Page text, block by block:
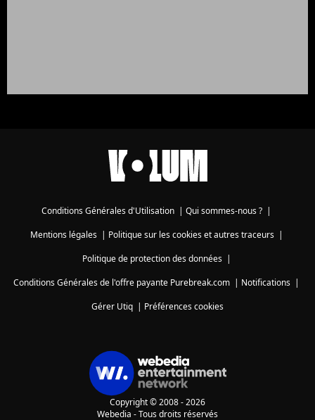
Conditions Générales d'Utilisation | Qui sommes-nous ? |
Mentions légales| Politique sur les cookies et autres traceurs|
Politique de protection des données|
Conditions Générales de l'offre payante Purebreak.com | Notifications |
Gérer Utiq | Préférences cookies
Copyright © 2008 - 2026
Webedia - Tous droits réservés